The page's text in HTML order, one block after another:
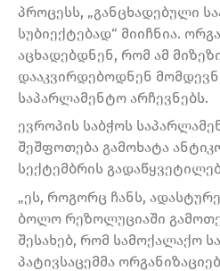
პროცესს, „განცხადებული
სუბიექტებად“ მიიჩნია.
აცხადებდნენ, რომ ამ
დააკვირდებოდნენ
საპარლამენტო არჩევნებს.
ევროპის საბჭოს
შეშფოთება გამოხატა
სექტემბრის
„ეს, როგორც ჩანს,
ბოლო რეზოლუციაში
შესახებ, რომ სამოქალაქო
პატივსაცემმა